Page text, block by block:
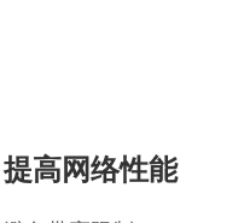
提高网络性能